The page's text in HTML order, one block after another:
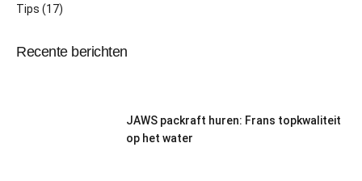
Tips (17)
Recente berichten
JAWS packraft huren: Frans topkwaliteit
op het water